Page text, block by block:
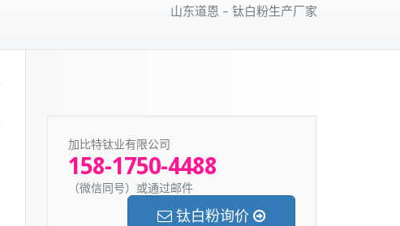
山东道恩 – 钛白粉生产厂家
加比特钛业有限公司
158-1750-4488
（微信同号）或通过邮件
钛白粉询价